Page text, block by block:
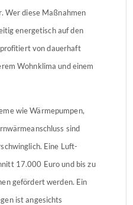
Wer diese Maßnahmen
energetisch auf den
von dauerhaft
Wohnklima und einem
wie Wärmepumpen,
sind
Eine Luft-
17.000 Euro und bis zu
gefördert werden. Ein
ist angesichts